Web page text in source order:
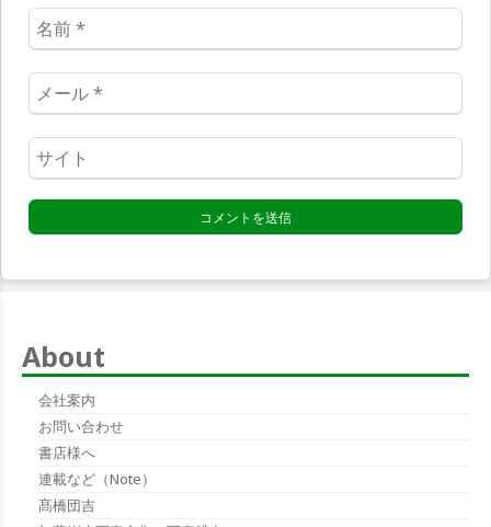
名
前
*
メ
ー
ル
*
ウ
ェ
ブ
サ
ト
About
会社案内
お問い合わせ
書店様へ
連載など（note）
髙橋団吉